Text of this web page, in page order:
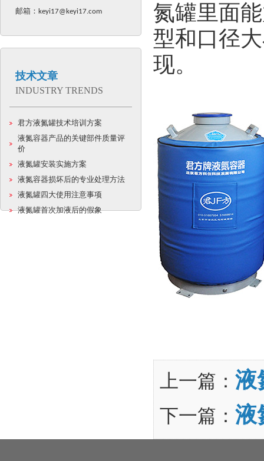
邮箱： keyi17@keyi17.com
技术文章
INDUSTRY TRENDS
君方液氮罐技术培训方案
液氮容器产品的关键部件质量评
价
液氮罐安装实施方案
液氮容器损坏后的专业处理方法
液氮罐四大使用注意事项
液氮罐首次加液后的假象
氮罐里面
型和口径
现。
上一篇： 液
下一篇： 液